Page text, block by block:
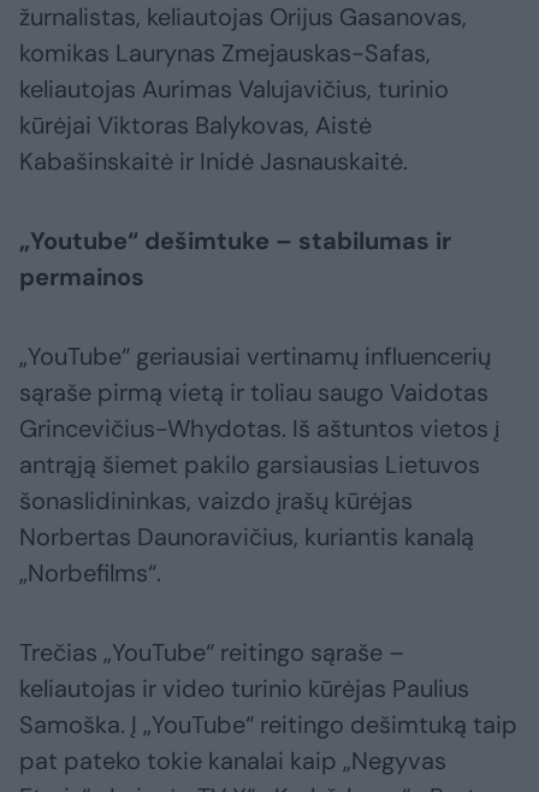
žurnalistas, keliautojas Orijus Gasanovas,
komikas Laurynas Zmejauskas-Safas,
keliautojas Aurimas Valujavičius, turinio
kūrėjai Viktoras Balykovas, Aistė
Kabašinskaitė ir Inidė Jasnauskaitė.
„Youtube“ dešimtuke – stabilumas ir
permainos
„YouTube“ geriausiai vertinamų influencerių
sąraše pirmą vietą ir toliau saugo Vaidotas
Grincevičius-Whydotas. Iš aštuntos vietos į
antrąją šiemet pakilo garsiausias Lietuvos
šonaslidininkas, vaizdo įrašų kūrėjas
Norbertas Daunoravičius, kuriantis kanalą
„Norbefilms“.
Trečias „YouTube“ reitingo sąraše –
keliautojas ir video turinio kūrėjas Paulius
Samoška. Į „YouTube“ reitingo dešimtuką taip
pat pateko tokie kanalai kaip „Negyvas